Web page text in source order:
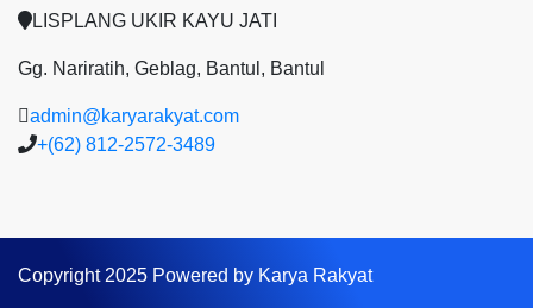
LISPLANG UKIR KAYU JATI
Gg. Nariratih, Geblag, Bantul, Bantul
admin@karyarakyat.com
+(62) 812-2572-3489
Copyright 2025 Powered by Karya Rakyat